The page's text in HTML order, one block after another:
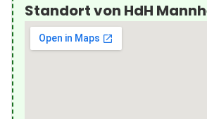
Standort von HdH